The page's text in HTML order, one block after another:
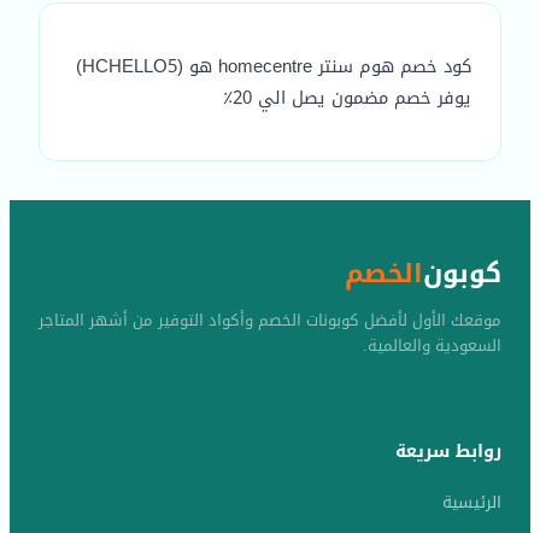
كود خصم هوم سنتر homecentre هو (HCHELLO5)
يوفر خصم مضمون يصل الي 20٪
كوبونالخصم
موقعك الأول لأفضل كوبونات الخصم وأكواد التوفير من أشهر المتاجر
السعودية والعالمية.
روابط سريعة
الرئيسية